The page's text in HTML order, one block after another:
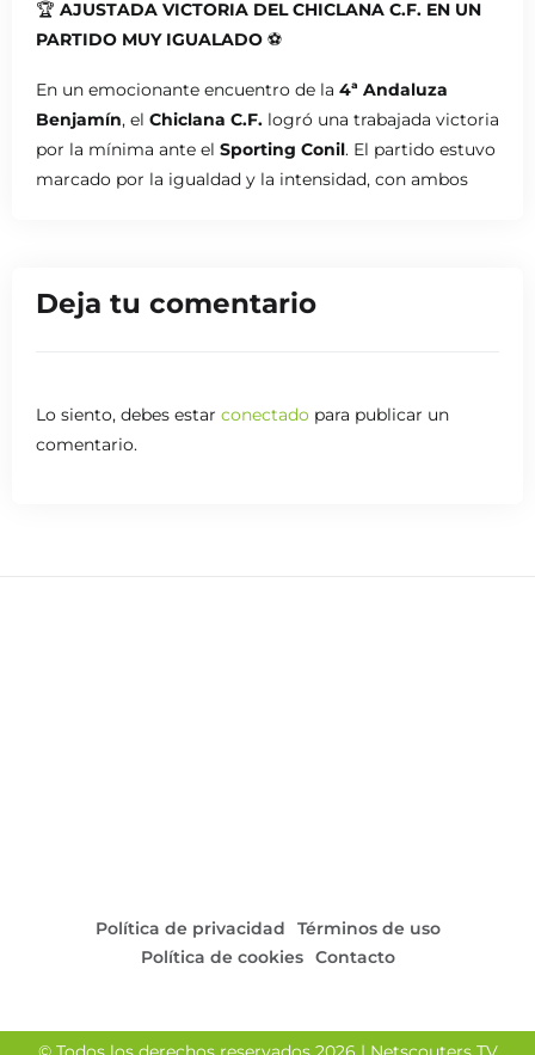
🏆 AJUSTADA VICTORIA DEL CHICLANA C.F. EN UN
PARTIDO MUY IGUALADO ⚽
En un emocionante encuentro de la 4ª Andaluza
Benjamín, el Chiclana C.F. logró una trabajada victoria
por la mínima ante el Sporting Conil. El partido estuvo
marcado por la igualdad y la intensidad, con ambos
una de sus llegadas para ponerse por delante en el
marcador. Sin embargo, elChiclana C.F.
insistencia delSporting Conil, los locales resistieron
hasta el final para llevarse los tres puntos en un duelo
Deja tu comentario
Lo siento, debes estar conectado para publicar un
comentario.
Política de privacidad
Términos de uso
Política de cookies Contacto